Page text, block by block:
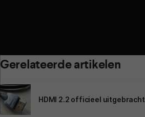
Gerelateerde artikelen
HDMI 2.2 officieel uitgebracht